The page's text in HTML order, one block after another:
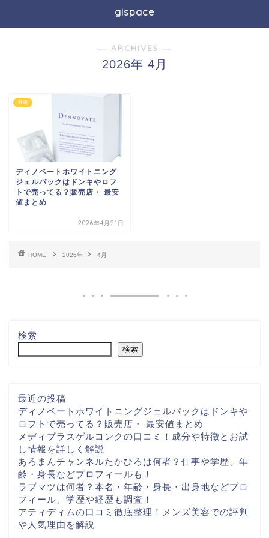
gispace
― ARCHIVES ―
2026年 4月
健康
ディノベートホワイトニング
ジェルパックはドンキやロフ
トで売ってる？販売店・ 最安
値まとめ
2026年4月21日
HOME 2026年 4月
検索
検索
最近の投稿
ディノベートホワイトニングジェルパックはドンキや
ロフトで売ってる？販売店・ 最安値まとめ
メディプラスゲルコンクの口コミ！成分や特徴とお試
し情報を詳しく解説
あろまんチャンネルたかひろは何者？仕事や学歴、年
齢・身長などプロフィールも！
ラブマツは何者？本名・年齢・身長・出身地などプロ
フィール、学歴や経歴も調査！
アティディムの口コミ徹底整理！メンズ美容での評判
や人気理由を解説